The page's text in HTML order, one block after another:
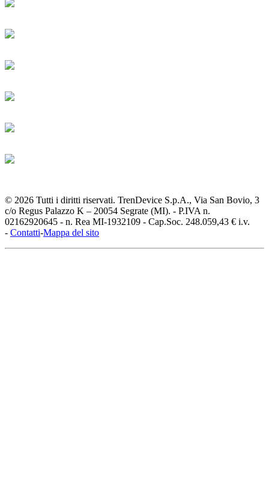
© 2026 Tutti i diritti riservati. TrenDevice S.p.A., Via San Bovio, 3
c/o Regus Palazzo K – 20054 Segrate (MI). - P.IVA n.
02162920645 - n. Rea MI-1932109 - Cap.Soc. 248.059,43 € i.v.
- Contatti-Mappa del sito